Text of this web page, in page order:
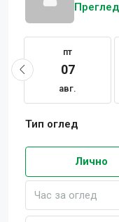
пт
07
авг.
Тип оглед
Лично
Час за оглед